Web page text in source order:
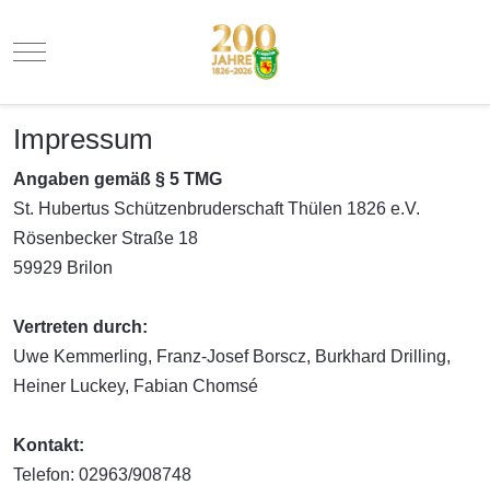
Mobile Menu Toggle
Impressum
Angaben gemäß § 5 TMG
St. Hubertus Schützenbruderschaft Thülen 1826 e.V.
Rösenbecker Straße 18
59929 Brilon
Vertreten durch:
Uwe Kemmerling, Franz-Josef Borscz, Burkhard Drilling,
Heiner Luckey, Fabian Chomsé
Kontakt:
Telefon: 02963/908748